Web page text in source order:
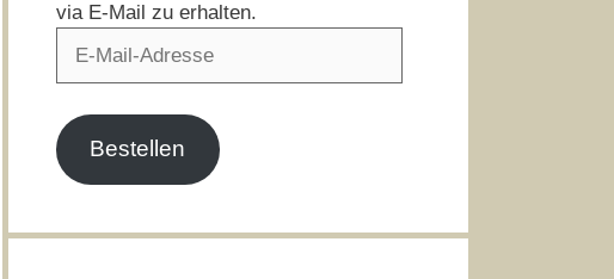
via E-Mail zu erhalten.
Bestellen